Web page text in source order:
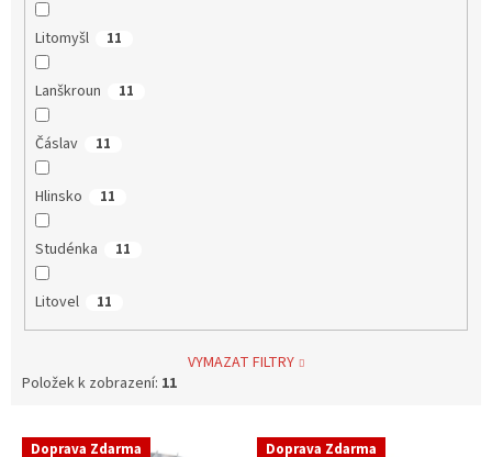
Litomyšl 11
Lanškroun 11
Čáslav 11
Hlinsko 11
Studénka 11
Litovel 11
VYMAZAT FILTRY
Položek k zobrazení: 11
V Doprava Zdarma Doprava Zdarma